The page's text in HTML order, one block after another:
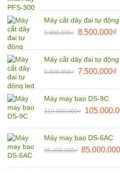
1.850.000₫.
Máy cắt dây đai tự
9.900.000₫ Giá
9.900.000₫.
8.500.000₫
Máy cắt dây đai tự
9.900.000₫ Giá
9.900.000₫.
7.500.000₫
Máy may bao DS-9C
110.000.000₫
Giá
Máy may bao DS-6AC
95.000.000₫ Giá
85.000.000